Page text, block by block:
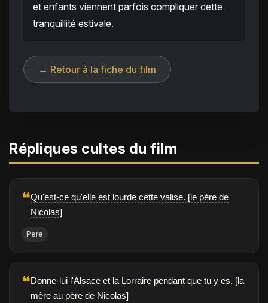
et enfants viennent parfois compliquer cette
tranquillité estivale.
← Retour à la fiche du film
Répliques cultes du film
❝Qu'est-ce qu'elle est lourde cette valise. [le père de
Nicolas]
Père
❝Donne-lui l'Alsace et la Lorraire pendant que tu y es. [la
mère au père de Nicolas]